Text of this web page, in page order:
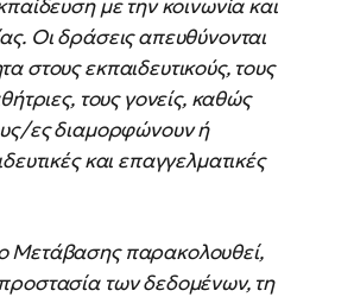
με την κοινωνία και
Οι δράσεις απευθύνονται
στους εκπαιδευτικούς, τους
τους γονείς, καθώς
ες διαμορφώνουν ή
και επαγγελματικές
Μετάβασης παρακολουθεί,
των δεδομένων, τη